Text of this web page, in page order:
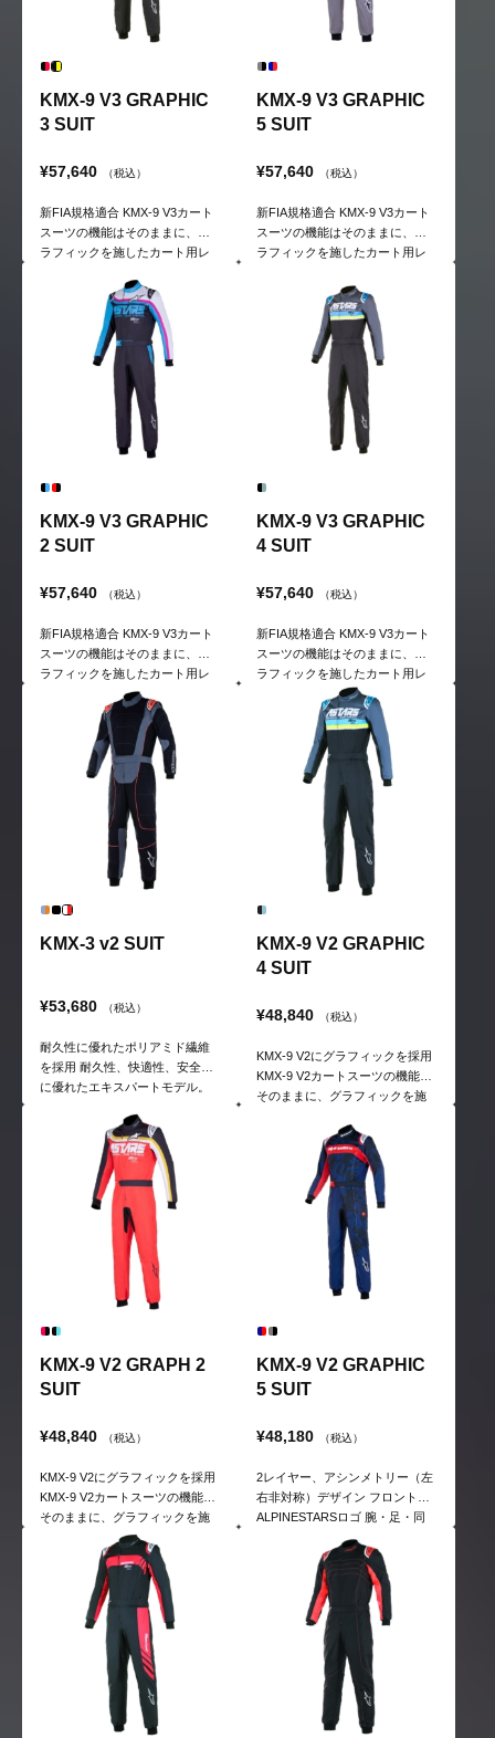
KMX-9 V3 GRAPHIC
3 SUIT
¥57,640 （税込）
新FIA規格適合 KMX-9 V3カート
スーツの機能はそのままに、グ
ラフィックを施したカート用レ
KMX-9 V3 GRAPHIC
5 SUIT
¥57,640 （税込）
新FIA規格適合 KMX-9 V3カート
スーツの機能はそのままに、グ
ラフィックを施したカート用レ
KMX-9 V3 GRAPHIC
2 SUIT
¥57,640 （税込）
新FIA規格適合 KMX-9 V3カート
スーツの機能はそのままに、グ
ラフィックを施したカート用レ
ーシングスーツ
KMX-9 V3 GRAPHIC
4 SUIT
¥57,640 （税込）
新FIA規格適合 KMX-9 V3カート
スーツの機能はそのままに、グ
ラフィックを施したカート用レ
ーシングスーツ
KMX-3 v2 SUIT
¥53,680 （税込）
耐久性に優れたポリアミド繊維
を採用 耐久性、快適性、安全性
に優れたエキスパートモデル。
通気性のよさも特徴。
KMX-9 V2 GRAPHIC
4 SUIT
¥48,840 （税込）
KMX-9 V2にグラフィックを採用
KMX-9 V2カートスーツの機能は
そのままに、グラフィックを施
KMX-9 V2 GRAPH 2
SUIT
¥48,840 （税込）
KMX-9 V2にグラフィックを採用
KMX-9 V2カートスーツの機能は
そのままに、グラフィックを施
したカート用レーシングスー
KMX-9 V2 GRAPHIC
5 SUIT
¥48,180 （税込）
2レイヤー、アシンメトリー（左
右非対称）デザイン フロントに
ALPINESTARSロゴ 腕・足・同
部分にストレッチパネル